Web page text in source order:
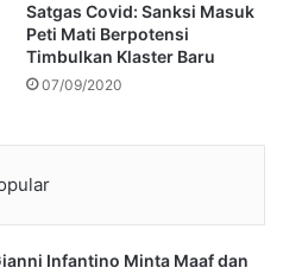
Satgas Covid: Sanksi Masuk
Peti Mati Berpotensi
Timbulkan Klaster Baru
07/09/2020
Infantino Minta Maaf dan